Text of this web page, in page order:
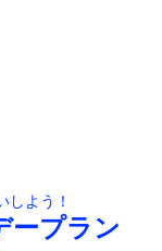
しよう！
ープラン